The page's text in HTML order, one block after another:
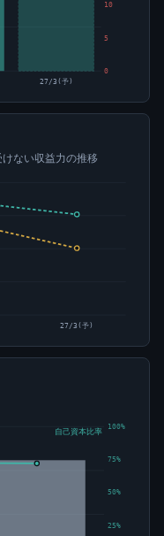
0
5
10
27/3(予)
ない収益力の推移
27/3(予)
25%
50%
75%
100%
自己資本比率